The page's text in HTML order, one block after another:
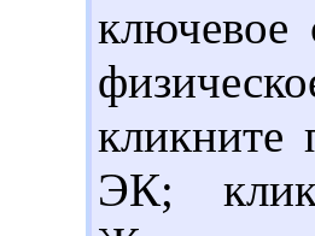
ключевое
кликните
ЭК;